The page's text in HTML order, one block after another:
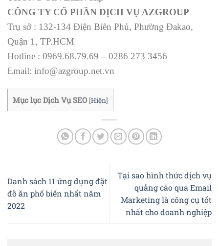
CÔNG TY CỔ PHẦN DỊCH VỤ AZGROUP
Trụ sở : 132-134 Điện Biên Phủ, Phường Đakao,
Quận 1, TP.HCM
Hotline : 0969.68.79.69 – 0286 273 3456
Email: info@azgroup.net.vn
Mục lục Dịch Vụ SEO [Hiện]
Danh sách 11 ứng dụng đặt
đồ ăn phổ biến nhất năm
2022
Tại sao hình thức dịch vụ
quảng cáo qua Email
Marketing là công cụ tốt
nhất cho doanh nghiệp